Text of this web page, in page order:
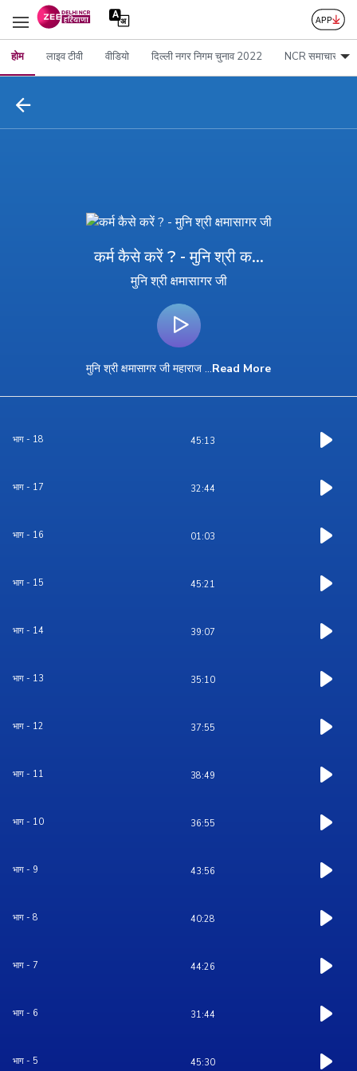
होम लाइव टीवी वीडियो दिल्ली नगर निगम चुनाव 2022 NCR समाचार
कर्म कैसे करें ? - मुनि श्री क...
मुनि श्री क्षमासागर जी
मुनि श्री क्षमासागर जी महाराज ...Read More
भाग - 18 45:13
भाग - 17 32:44
भाग - 16 01:03
भाग - 15 45:21
भाग - 14 39:07
भाग - 13 35:10
भाग - 12 37:55
भाग - 11 38:49
भाग - 10 36:55
भाग - 9 43:56
भाग - 8 40:28
भाग - 7 44:26
भाग - 6 31:44
भाग - 5 45:30